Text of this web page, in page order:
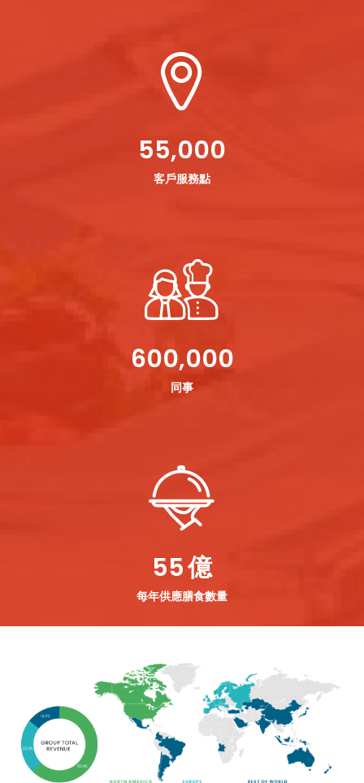
55,000
客戶服務點
600,000
同事
55億
每年供應膳食數量